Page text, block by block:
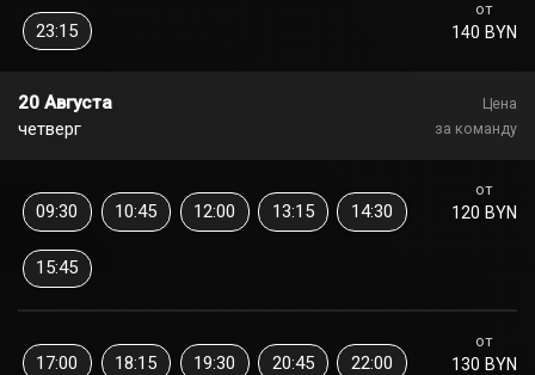
от
140 BYN
23:15
20 Августа
четверг
Цена
за команду
от
120 BYN
09:30 10:45 12:00 13:15 14:30
15:45
от
130 BYN
17:00 18:15 19:30 20:45 22:00